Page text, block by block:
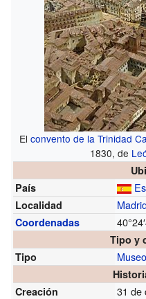
Elconvento de la Trinidad
1830, de
País
Localidad
Coordenadas
Tipo y
Tipo
Creación
31 de